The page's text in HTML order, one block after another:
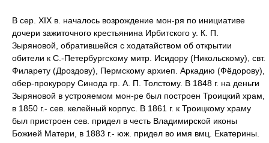
В сер. XIX в. началось возрождение мон-ря по инициативе
дочери зажиточного крестьянина Ирбитского у. К. П.
Зыряновой, обратившейся с ходатайством об открытии
обители к С.-Петербургскому митр. Исидору (Никольскому), свт.
Филарету (Дроздову), Пермскому архиеп. Аркадию (Фёдорову),
обер-прокурору Синода гр. А. П. Толстому. В 1848 г. на деньги
Зыряновой в устрояемом мон-ре был построен Троицкий храм,
в 1850 г.- сев. келейный корпус. В 1861 г. к Троицкому храму
был пристроен сев. придел в честь Владимирской иконы
Божией Матери, в 1883 г.- юж. придел во имя вмц. Екатерины.